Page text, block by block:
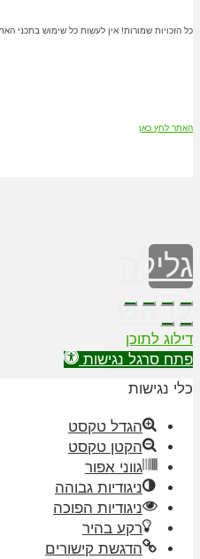
כל הזכויות שמורות! אין לעשות כל שימוש בתכני
האתר לחץ כאן
גלילה
לראש
העמוד
דילוג לתוכן
פתח סרגל נגישות
כלי נגישות
הגדל טקסט
הקטן טקסט
גווני אפור
ניגודיות גבוהה
ניגודיות הפוכה
רקע בהיר
הדגשת קישורים